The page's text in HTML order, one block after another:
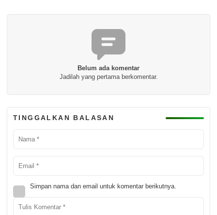
Belum ada komentar
Jadilah yang pertama berkomentar.
TINGGALKAN BALASAN
Simpan nama dan email untuk komentar berikutnya.